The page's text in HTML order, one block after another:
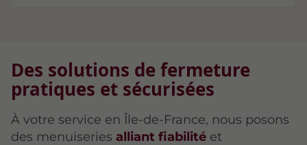
Des solutions de fermeture
pratiques et sécurisées
À votre service en Île-de-France, nous posons
des menuiseries alliant fiabilité et